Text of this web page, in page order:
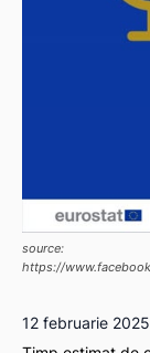
source:
https://
12 februarie 2025